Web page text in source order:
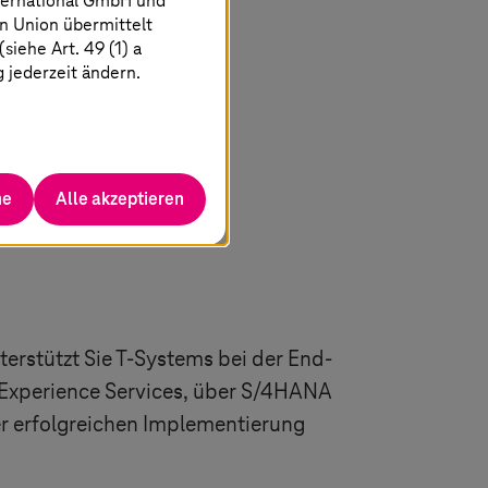
SieT-Systems bei der End-
Services, über S/4HANA
erfolgreichen Implementierung
Union übermittelt
Art. 49 (1) a
jederzeit ändern.
Alle akzeptieren